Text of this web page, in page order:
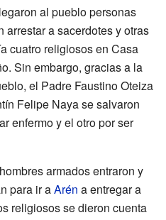
al pueblo personas
arrestar a sacerdotes y otras
cuatro religiosos en Casa
Sin embargo, gracias a la
el Padre Faustino Oteiza
Felipe Naya se salvaron
enfermo y el otro por ser
armados entraron y
para ir aArén a entregar a
religiosos se dieron cuenta